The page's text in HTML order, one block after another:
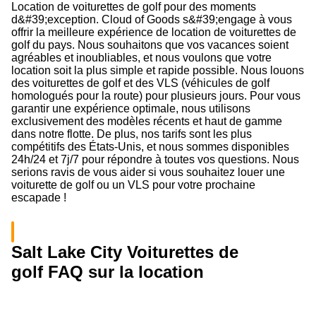
Location de voiturettes de golf pour des moments
d&#39;exception. Cloud of Goods s&#39;engage à vous
offrir la meilleure expérience de location de voiturettes de
golf du pays. Nous souhaitons que vos vacances soient
agréables et inoubliables, et nous voulons que votre
location soit la plus simple et rapide possible. Nous louons
des voiturettes de golf et des VLS (véhicules de golf
homologués pour la route) pour plusieurs jours. Pour vous
garantir une expérience optimale, nous utilisons
exclusivement des modèles récents et haut de gamme
dans notre flotte. De plus, nos tarifs sont les plus
compétitifs des États-Unis, et nous sommes disponibles
24h/24 et 7j/7 pour répondre à toutes vos questions. Nous
serions ravis de vous aider si vous souhaitez louer une
voiturette de golf ou un VLS pour votre prochaine
escapade !
Salt Lake City Voiturettes de
golf FAQ sur la location